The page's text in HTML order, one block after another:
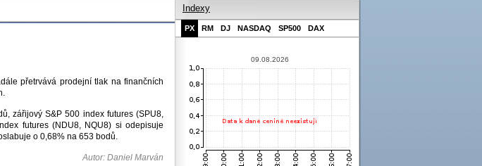
přetrvává prodejní tlak na finančních
zářijový S&P 500 index futures (SPU8,
futures (NDU8, NQU8) si odepisuje
o 0,68% na 653 bodů.
Autor: Daniel Marván
Indexy
PX RM DJ NASDAQ SP500 DAX
09.08.2026